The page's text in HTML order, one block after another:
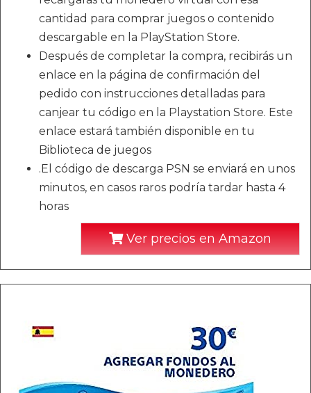
cantidad para comprar juegos o contenido
descargable en la PlayStation Store.
Después de completar la compra, recibirás un
enlace en la página de confirmación del
pedido con instrucciones detalladas para
canjear tu código en la Playstation Store. Este
enlace estará también disponible en tu
Biblioteca de juegos
.El código de descarga PSN se enviará en unos
minutos, en casos raros podría tardar hasta 4
horas
Ver precios en Amazon